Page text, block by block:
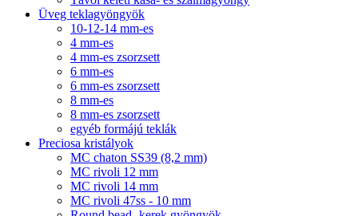
Üveg teklagyöngyök
10-12-14 mm-es
4 mm-es
4 mm-es zsorzsett
6 mm-es
6 mm-es zsorzsett
8 mm-es
8 mm-es zsorzsett
egyéb formájú teklák
Preciosa kristályok
MC chaton SS39 (8,2 mm)
MC rivoli 12 mm
MC rivoli 14 mm
MC rivoli 47ss - 10 mm